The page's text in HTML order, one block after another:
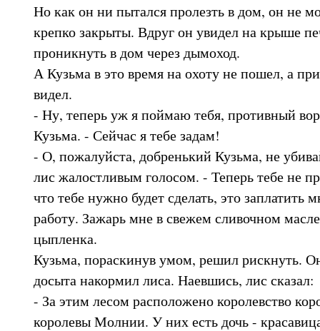
Но как он ни пытался пролезть в дом, он не
крепко закрыты. Вдруг он увидел на крыше
проникнуть в дом через дымоход.
А Кузьма в это время на охоту не пошел, а
видел.
- Ну, теперь уж я поймаю тебя, противный
Кузьма. - Сейчас я тебе задам!
- О, пожалуйста, добренький Кузьма, не
лис жалостливым голосом. - Теперь тебе не
что тебе нужно будет сделать, это заплатить
работу. Зажарь мне в свежем сливочном
цыпленка.
Кузьма, пораскинув умом, решил рискнуть.
досыта накормил лиса. Наевшись, лис сказал:
- За этим лесом расположено королевство
королевы Молнии. У них есть дочь -